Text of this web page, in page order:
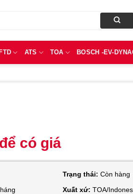
FTD ATS TOA BOSCH -EV-
có giá
Trạng thái: Còn hàng
Xuất xứ: TOA/